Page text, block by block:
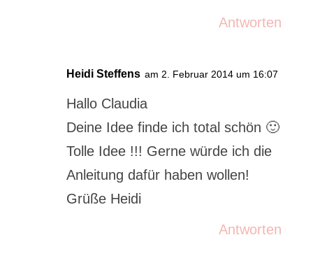
Antworten
Heidi Steffens am 2. Februar 2014 um 16:07
Hallo Claudia
Deine Idee finde ich total schön 🙂
Tolle Idee !!! Gerne würde ich die
Anleitung dafür haben wollen!
Grüße Heidi
Antworten